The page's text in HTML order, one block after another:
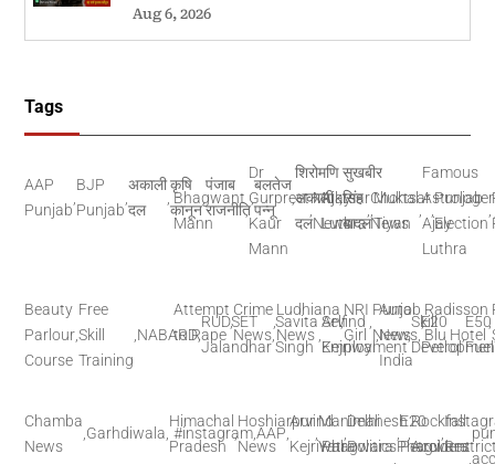
Aug 6, 2026
Tags
AAP
Punjab
BJP
Punjab
अकाली
दल
कृषि
कानून
,
पंजाब
राजनीति
,
बलतेज
पन्नू
,
शिरोमणि
अकाली
दल
,
सुखबीर
सिंह
बादल
Bhagwant
Mann
,
Dr
Gurpreet
Kaur
Mann
Muktsar
News
Muktsar
Tiyan
Punjab
Election
Ajay
Luthra
Chohal
News
Famous
Astrologer
Ajay
Luthra
Beauty
Parlour
Course
,
Free
Skill
Training
NABARD,
RUDSET
Jalandhar
,
Savita
Singh
Self
Employment
,
Skill
Attempt
to Rape
,
Crime
News
,
Ludhiana
News
,
NRI
Girl
Punjab
News
,
Radisson
Blu Hotel
,
Arvind
Kejriwal
,
Auto
News
India
,
E20
Petrol
,
E50
Fuel
Chamba
News
Garhdiwala
Himachal
Pradesh
,
Hoshiarpur
News
Manimahesh
Yatra
Rockfall
Accident
#instagram,AAP
Arvind
Kejriwal
Delhi
Politics
E20
Petrol
PhagwaraPhagwara
,